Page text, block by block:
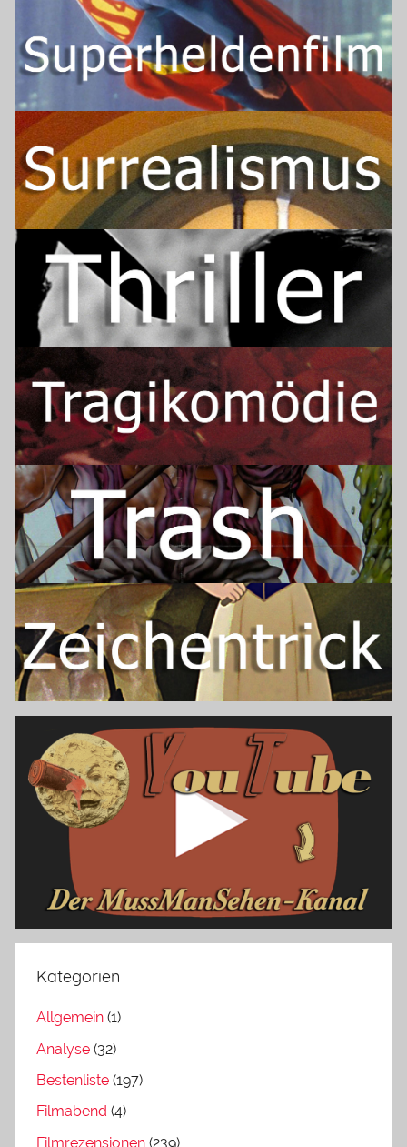
Kategorien
Allgemein (1)
Analyse (32)
Bestenliste (197)
Filmabend (4)
Filmrezensionen (239)